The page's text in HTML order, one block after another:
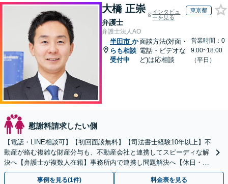
大橋 正崇
弁護士
インタビュ
ーを見る
東京都
弁護士法人AO
半田市 か
らも相談
受付中
面談方法(対面・
電話・ビデオな
ど)は応相談
営業時間：0
9:00~18:00
（平日）
慰謝料請求したい側
【電話・LINE相談可】【初回面談無料】【司法書士経験10年以上】不
動産が絡む複雑な財産分与も、不動産会社と連携してスピーディな解
決へ【弁護士が複数人在籍】事務所内で連携し問題解決へ【休日・夜
間面談可】【子連れ相談可】【虎ノ門駅1分】
事例を見る(1件) 料金表を見る